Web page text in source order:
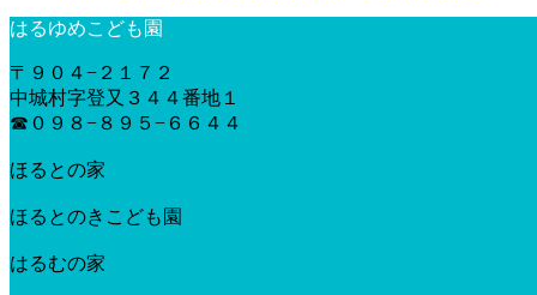
はるゆめこども園
〒９０４−２１７２
中城村字登又３４４番地１
☎︎０９８−８９５−６６４４
ほるとの家
ほるとのきこども園
はるむの家